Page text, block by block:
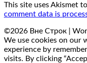
This site uses Akismet
comment data is
©2026 Вне Строк |
We use cookies on our
experience by
visits. By clicking